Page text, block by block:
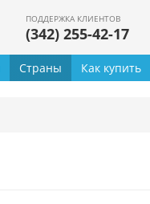
ПОДДЕРЖКА КЛИЕНТОВ
(342) 255-42-17
Страны Как купить